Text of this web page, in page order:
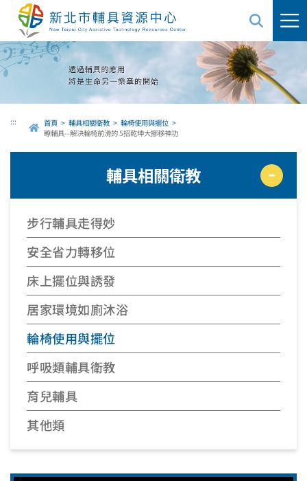
要
內
容
::: 首頁 輔具相關衛教
輪椅使用與擺位
瞭輔具--解決輪椅前滑的 5招乾坤大挪移神功
輔具相關衛教
步行輔具走得妙
安全省力轉移位
床上擺位與誘發
居家環境如廁沐浴
輪椅使用與擺位
呼吸類輔具衛教
育兒輔具
其他類